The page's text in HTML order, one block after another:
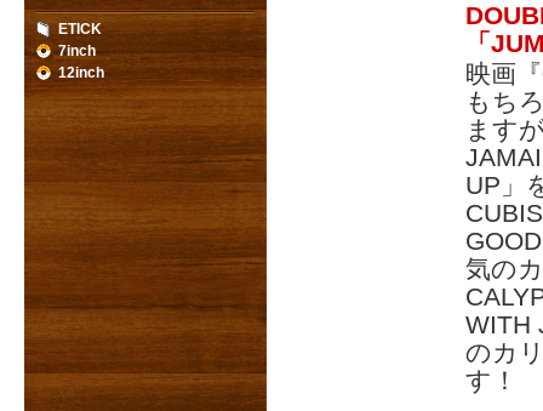
「
映画
もち
ます
UP」
気の
WITH
のカ
す！
ETICK
7inch
12inch